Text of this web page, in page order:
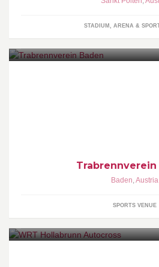
STADIUM, ARENA &
Trabrennverein
Baden,Austria
SPORTS VENUE